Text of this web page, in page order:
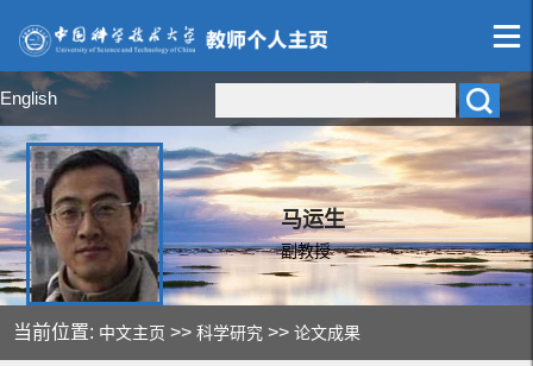
English
马运生
副教授
当前位置: 中文主页 >>科学研究 >>论文成果